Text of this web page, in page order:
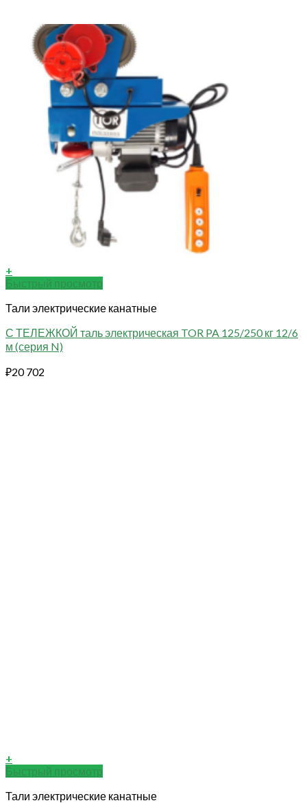
+
Быстрый просмотр
Тали электрические канатные
С ТЕЛЕЖКОЙ таль электрическая TOR PA 125/250 кг 12/6
м (серия N)
₽20 702
+
Быстрый просмотр
Тали электрические канатные